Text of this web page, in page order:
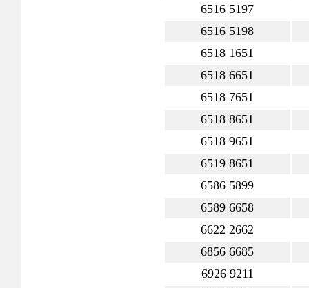
6516 5197
6516 5198
6518 1651
6518 6651
6518 7651
6518 8651
6518 9651
6519 8651
6586 5899
6589 6658
6622 2662
6856 6685
6926 9211